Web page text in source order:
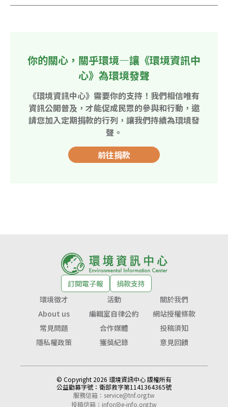
你的關心，關乎環境—讓《環境資訊中
心》為環境發聲
《環境資訊中心》需要你的支持！我們相信唯有
資訊公開普及，才能促成民眾的參與和行動，邀
請您加入定期捐款的行列，讓我們持續為環境發
聲。
前往捐款
訂閱電子報
捐款支持
環境徵才
活動
關於我們
About us
編輯室自律公約
網站授權條款
常見問題
合作媒體
投稿須知
隱私權政策
獲獎紀錄 意見回饋
© Copyright 2026 環境資訊中心 版權所有
公益勸募字號： 衛部救字第1141364365號
服務信箱： service@tnf.org.tw
投稿信箱： infor@e-info.org.tw